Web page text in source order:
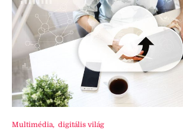
Multimédia, digitális világ